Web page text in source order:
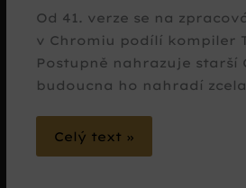
Od 41. verze se na
v Chromiu podílí kompiler
Postupně nahrazuje starší
budoucna ho nahradí
Celý text »